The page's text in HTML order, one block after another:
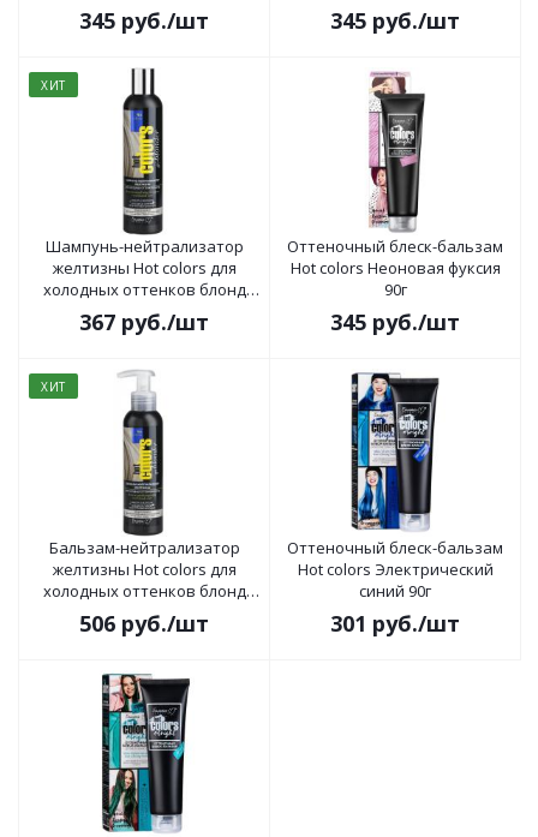
345 руб./шт 345 руб./шт
ХИТ
Шампунь-нейтрализатор
желтизны Hot colors для
холодных оттенков блонд
250 мл
367 руб./шт
Оттеночный блеск-бальзам
Hot colors Неоновая фуксия
90г
345 руб./шт
ХИТ
Бальзам-нейтрализатор
желтизны Hot colors для
холодных оттенков блонд
140 г
506 руб./шт
Оттеночный блеск-бальзам
Hot colors Электрический
синий 90г
301 руб./шт